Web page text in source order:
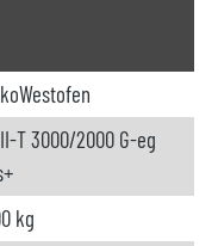
T 3000/2000 G-eg
kg